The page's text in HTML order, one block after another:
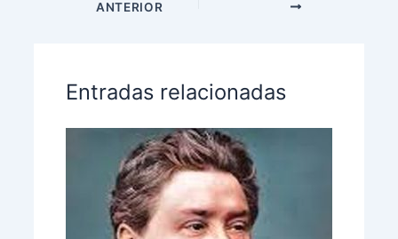
ANTERIOR
Entradas relacionadas